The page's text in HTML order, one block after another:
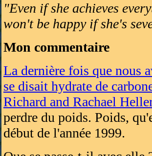
"Even if she achieves
won't be happy if she's
Mon commentaire
La dernière fois que nous
se disait hydrate de
Richard and Rachael
perdre du poids. Poids,
début de l'année 1999.